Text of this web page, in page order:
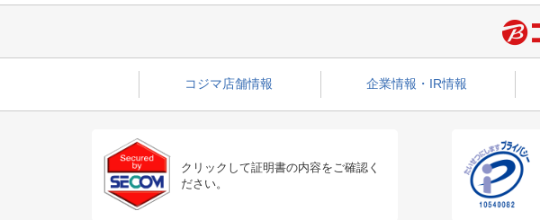
コジマ店舗情報 企業情報・IR情報
クリックして証明書の内容をご確認く
ださい。